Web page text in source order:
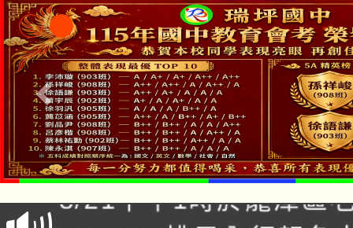
「本色祭」8/29、30在
場熱烈登場!
8/21下午1時於龍潭區